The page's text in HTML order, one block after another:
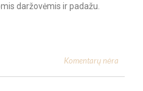
daržovėmis ir padažu.
Komentarų nėra